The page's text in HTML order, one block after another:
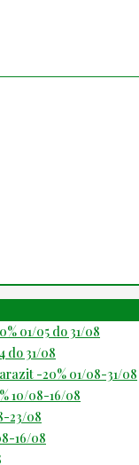
01/05 do 31/08
do 31/08
-20% 01/08-31/08
10/08-16/08
23/08
16/08